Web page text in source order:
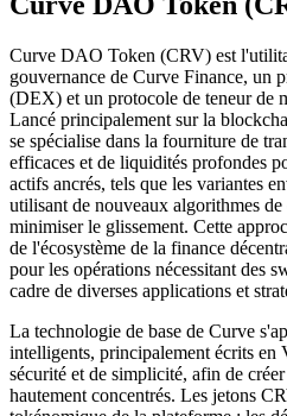
Curve DAO Token (CRV) est
gouvernance de Curve Finance, un
(DEX) et un protocole de teneur de
Lancé principalement sur la
se spécialise dans la fourniture de
efficaces et de liquidités profondes
actifs ancrés, tels que les variantes
utilisant de nouveaux algorithmes
minimiser le glissement. Cette
de l'écosystème de la finance
pour les opérations nécessitant des
cadre de diverses applications et
La technologie de base de Curve
intelligents, principalement écrits en
sécurité et de simplicité, afin de
hautement concentrés. Les jetons